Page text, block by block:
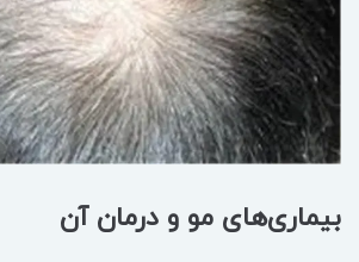
بیماری‌های مو و درمان آن